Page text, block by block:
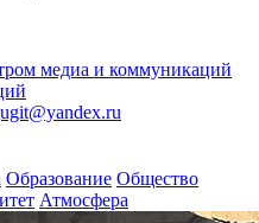
медиа и коммуникаций
Образование Общество
Атмосфера